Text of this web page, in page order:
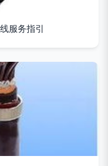
服务指引